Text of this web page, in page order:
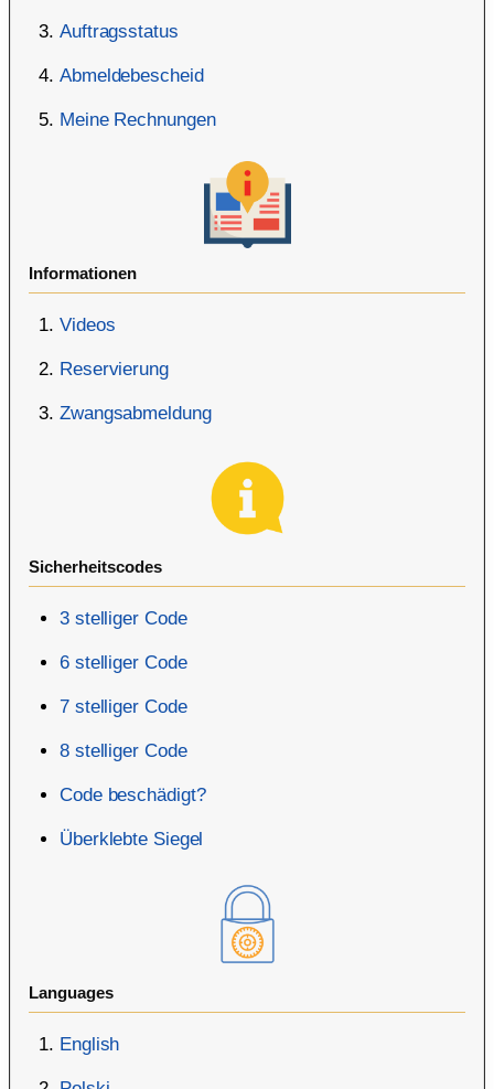
Auftragsstatus
Abmeldebescheid
Meine Rechnungen
Informationen
Videos
Reservierung
Zwangsabmeldung
Sicherheitscodes
3 stelliger Code
6 stelliger Code
7 stelliger Code
8 stelliger Code
Code beschädigt?
Überklebte Siegel
Languages
English